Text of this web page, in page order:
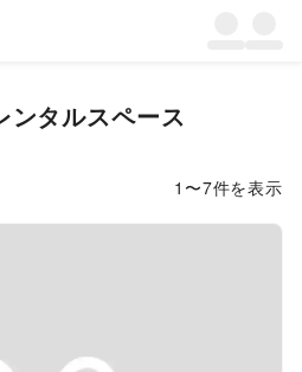
ンタルスペース
1 〜7件を表示